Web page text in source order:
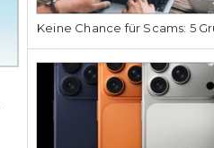
Keine Chance für Scams: 5